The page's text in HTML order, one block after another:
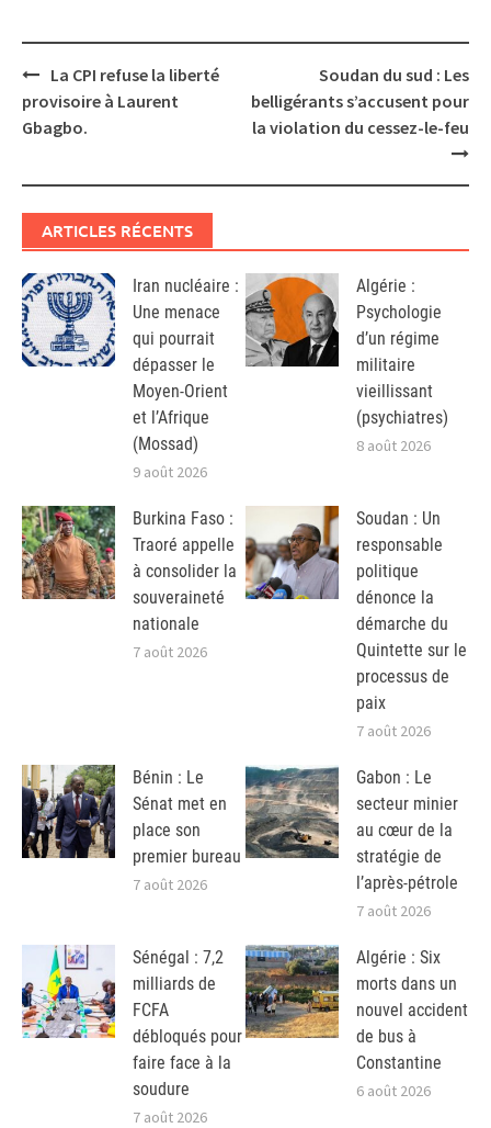
Post
navigation
La CPI refuse la liberté
provisoire à Laurent
Gbagbo.
Soudan du sud : Les
belligérants s’accusent pour
la violation du cessez-le-feu
ARTICLES RÉCENTS
Iran nucléaire :
Une menace
qui pourrait
dépasser le
Moyen-Orient
et l’Afrique
(Mossad)
9 août 2026
Algérie :
Psychologie
d’un régime
militaire
vieillissant
(psychiatres)
8 août 2026
Burkina Faso :
Traoré appelle
à consolider la
souveraineté
nationale
7 août 2026
Soudan : Un
responsable
politique
dénonce la
démarche du
Quintette sur le
processus de
paix
7 août 2026
Bénin : Le
Sénat met en
place son
premier bureau
7 août 2026
Gabon : Le
secteur minier
au cœur de la
stratégie de
l’après-pétrole
7 août 2026
Sénégal : 7,2
milliards de
FCFA
débloqués pour
faire face à la
soudure
7 août 2026
Algérie : Six
morts dans un
nouvel accident
de bus à
Constantine
6 août 2026